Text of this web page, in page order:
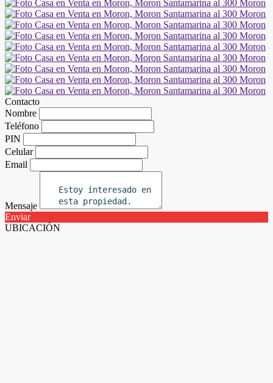
Contacto
Nombre
Teléfono
PIN
Celular
Email
Mensaje
Enviar
UBICACIÓN